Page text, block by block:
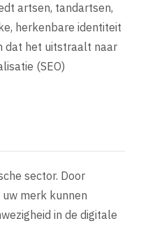
artsen, tandartsen,
herkenbare identiteit
dat het uitstraalt naar
(SEO)
sector. Door
merk kunnen
in de digitale